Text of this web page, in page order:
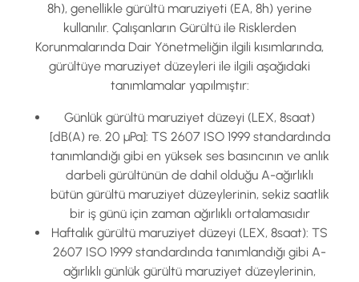
8h), genellikle gürültü maruziyeti (EA, 8h) yerine
kullanılır. Çalışanların Gürültü ile Risklerden
Korunmalarında Dair Yönetmeliğin ilgili kısımlarında,
gürültüye maruziyet düzeyleri ile ilgili aşağıdaki
tanımlamalar yapılmıştır:
Günlük gürültü maruziyet düzeyi (LEX, 8saat)
[dB(A) re. 20 µPa]: TS 2607 ISO 1999 standardında
tanımlandığı gibi en yüksek ses basıncının ve anlık
darbeli gürültünün de dahil olduğu A-ağırlıklı
bütün gürültü maruziyet düzeylerinin, sekiz saatlik
bir iş günü için zaman ağırlıklı ortalamasıdır
Haftalık gürültü maruziyet düzeyi (LEX, 8saat): TS
2607 ISO 1999 standardında tanımlandığı gibi A-
ağırlıklı günlük gürültü maruziyet düzeylerinin,